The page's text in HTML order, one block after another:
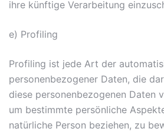
ihre künftige Verarbeitung
e) Profiling
Profiling ist jede Art der
personenbezogener Daten, die
diese personenbezogenen Daten
um bestimmte persönliche
natürliche Person beziehen, zu